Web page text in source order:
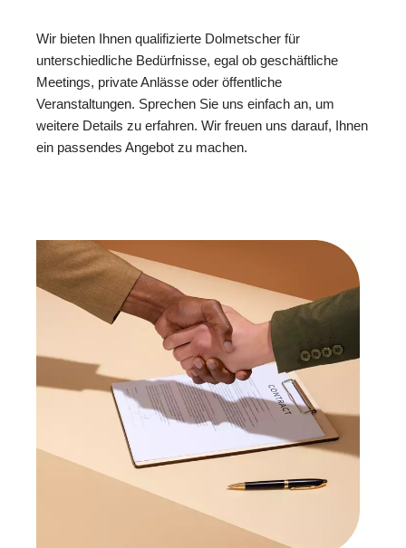
Wir bieten Ihnen qualifizierte Dolmetscher für
unterschiedliche Bedürfnisse, egal ob geschäftliche
Meetings, private Anlässe oder öffentliche
Veranstaltungen. Sprechen Sie uns einfach an, um
weitere Details zu erfahren. Wir freuen uns darauf, Ihnen
ein passendes Angebot zu machen.